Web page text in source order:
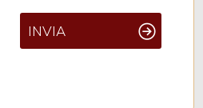
INVIA